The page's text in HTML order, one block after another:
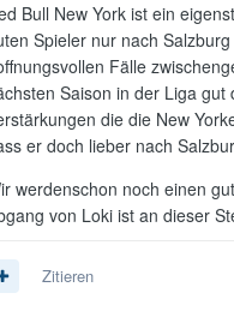
Bull New York ist ein
Spieler nur nach
Fälle
Saison in der Liga
die die New
er doch lieber nach
werdenschon noch einen
von Loki ist an dieser
Zitieren